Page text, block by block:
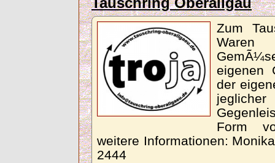
Zum
Waren
eigenen
der
Form
weitere Informationen:
2444